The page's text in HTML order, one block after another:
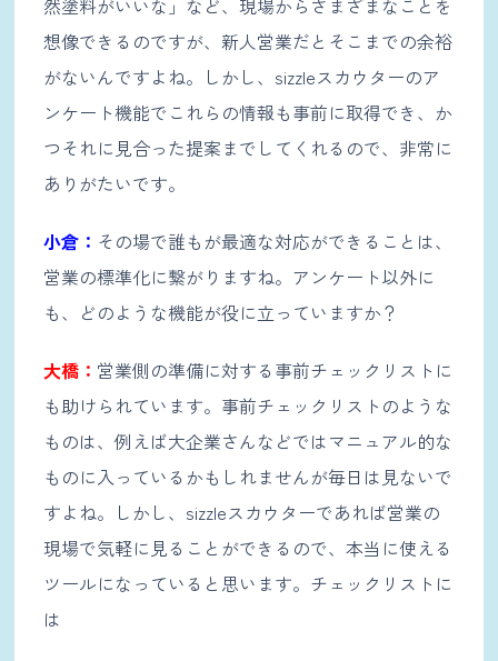
想像できるのですが、新人営業だとそこまでの余裕
がないんですよね。しかし、sizzleスカウターのア
ンケート機能でこれらの情報も事前に取得でき、か
つそれに見合った提案までしてくれるので、非常に
ありがたいです。
小倉： その場で誰もが最適な対応ができることは、
営業の標準化に繋がりますね。アンケート以外に
も、どのような機能が役に立っていますか？
大橋： 営業側の準備に対する事前チェックリストに
も助けられています。事前チェックリストのような
ものは、例えば大企業さんなどではマニュアル的な
ものに入っているかもしれませんが毎日は見ないで
すよね。しかし、sizzleスカウターであれば営業の
現場で気軽に見ることができるので、本当に使える
ツールになっていると思います。チェックリストに
は